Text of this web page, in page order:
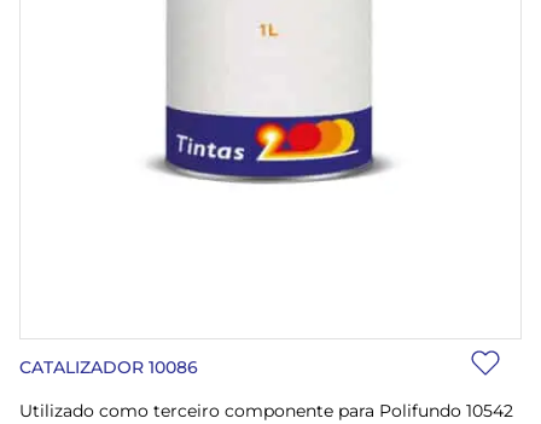
CATALIZADOR 10086
Utilizado como terceiro componente para Polifundo 10542